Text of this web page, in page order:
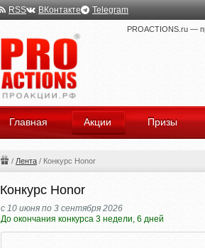
RSS ВКонтакте Telegram
PROACTIONS.ru —
Главная Акции Призы
/ Лента / Конкурс Honor
Конкурс Honor
с 10 июня по 3 сентября 2026
До окончания конкурса 3 недели, 6 дней